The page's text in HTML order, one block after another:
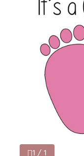
1 / 1